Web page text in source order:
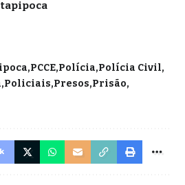
PCCE Polícia Polícia Civil
Policiais Presos Prisão